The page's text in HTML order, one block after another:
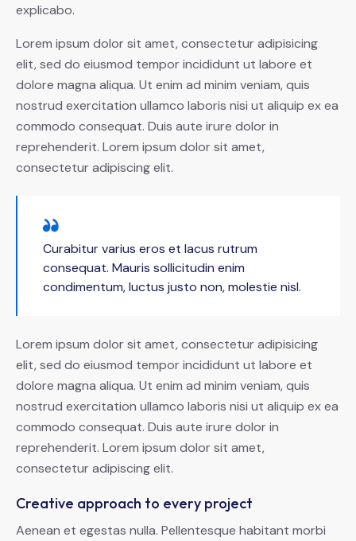
explicabo.
Lorem ipsum dolor sit amet, consectetur adipisicing
elit, sed do eiusmod tempor incididunt ut labore et
dolore magna aliqua. Ut enim ad minim veniam, quis
nostrud exercitation ullamco laboris nisi ut aliquip ex ea
commodo consequat. Duis aute irure dolor in
reprehenderit. Lorem ipsum dolor sit amet,
consectetur adipiscing elit.
Curabitur varius eros et lacus rutrum
consequat. Mauris sollicitudin enim
condimentum, luctus justo non, molestie nisl.
Lorem ipsum dolor sit amet, consectetur adipisicing
elit, sed do eiusmod tempor incididunt ut labore et
dolore magna aliqua. Ut enim ad minim veniam, quis
nostrud exercitation ullamco laboris nisi ut aliquip ex ea
commodo consequat. Duis aute irure dolor in
reprehenderit. Lorem ipsum dolor sit amet,
consectetur adipiscing elit.
Creative approach to every project
Aenean et egestas nulla. Pellentesque habitant morbi